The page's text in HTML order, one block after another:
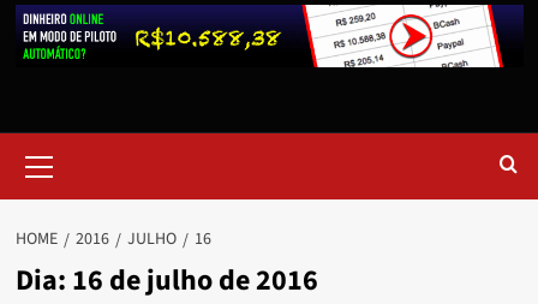
HOME 2016 JULHO 16
Dia: 16 de julho de 2016